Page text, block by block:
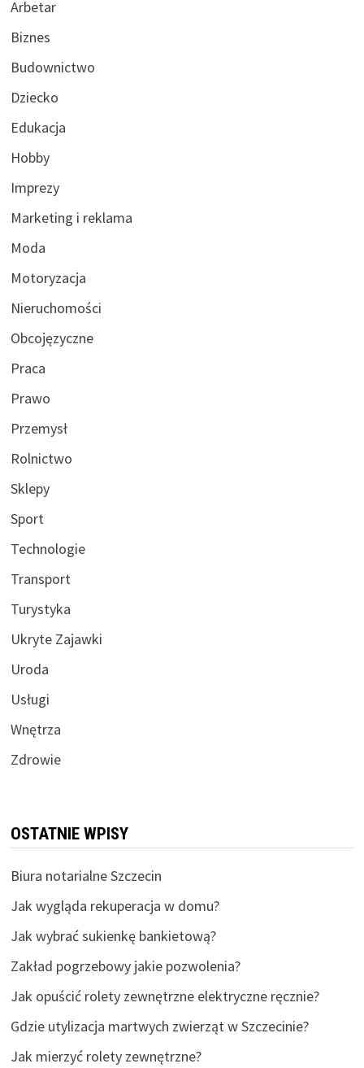
Arbetar
Biznes
Budownictwo
Dziecko
Edukacja
Hobby
Imprezy
Marketing i reklama
Moda
Motoryzacja
Nieruchomości
Obcojęzyczne
Praca
Prawo
Przemysł
Rolnictwo
Sklepy
Sport
Technologie
Transport
Turystyka
Ukryte Zajawki
Uroda
Usługi
Wnętrza
Zdrowie
OSTATNIE WPISY
Biura notarialne Szczecin
Jak wygląda rekuperacja w domu?
Jak wybrać sukienkę bankietową?
Zakład pogrzebowy jakie pozwolenia?
Jak opuścić rolety zewnętrzne elektryczne ręcznie?
Gdzie utylizacja martwych zwierząt w Szczecinie?
Jak mierzyć rolety zewnętrzne?